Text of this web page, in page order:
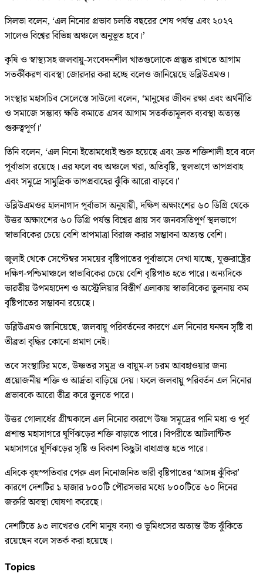
সিলভা বলেন, ‘এল নিনোর প্রভাব চলতি বছরের শেষ পর্যন্ত এবং ২০২৭
সালেও বিশ্বের বিভিন্ন অঞ্চলে অনুভূত হবে।’
কৃষি ও স্বাস্থ্যসহ জলবায়ু-সংবেদনশীল খাতগুলোকে প্রস্তুত রাখতে আগাম
সতর্কীকরণ ব্যবস্থা জোরদার করা হচ্ছে বলেও জানিয়েছে ডব্লিউএমও।
সংস্থার মহাসচিব সেলেস্তে সাউলো বলেন, ‘মানুষের জীবন রক্ষা এবং অর্থনীতি
ও সমাজে সম্ভাব্য ক্ষতি কমাতে এসব আগাম সতর্কতামূলক ব্যবস্থা অত্যন্ত
গুরুত্বপূর্ণ।’
তিনি বলেন, ‘এল নিনো ইতোমধ্যেই শুরু হয়েছে এবং দ্রুত শক্তিশালী হবে বলে
পূর্বাভাস রয়েছে। এর ফলে বহু অঞ্চলে খরা, অতিবৃষ্টি, স্থলভাগে তাপপ্রবাহ
এবং সমুদ্রে সামুদ্রিক তাপপ্রবাহের ঝুঁকি আরো বাড়বে।’
ডব্লিউএমওর হালনাগাদ পূর্বাভাস অনুযায়ী, দক্ষিণ অক্ষাংশের ৬০ ডিগ্রি থেকে
উত্তর অক্ষাংশের ৬০ ডিগ্রি পর্যন্ত বিশ্বের প্রায় সব জনবসতিপূর্ণ স্থলভাগে
স্বাভাবিকের চেয়ে বেশি তাপমাত্রা বিরাজ করার সম্ভাবনা অত্যন্ত বেশি।
জুলাই থেকে সেপ্টেম্বর সময়ের বৃষ্টিপাতের পূর্বাভাসে দেখা যাচ্ছে, যুক্তরাষ্ট্রের
দক্ষিণ-পশ্চিমাঞ্চলে স্বাভাবিকের চেয়ে বেশি বৃষ্টিপাত হতে পারে। অন্যদিকে
ভারতীয় উপমহাদেশ ও অস্ট্রেলিয়ার বিস্তীর্ণ এলাকায় স্বাভাবিকের তুলনায় কম
বৃষ্টিপাতের সম্ভাবনা রয়েছে।
ডব্লিউএমও জানিয়েছে, জলবায়ু পরিবর্তনের কারণে এল নিনোর ঘনঘন সৃষ্টি বা
তীব্রতা বৃদ্ধির কোনো প্রমাণ নেই।
তবে সংস্থাটির মতে, উষ্ণতর সমুদ্র ও বায়ুম-ল চরম আবহাওয়ার জন্য
প্রয়োজনীয় শক্তি ও আর্দ্রতা বাড়িয়ে দেয়। ফলে জলবায়ু পরিবর্তন এল নিনোর
প্রভাবকে আরো তীব্র করে তুলতে পারে।
উত্তর গোলার্ধের গ্রীষ্মকালে এল নিনোর কারণে উষ্ণ সমুদ্রের পানি মধ্য ও পূর্ব
প্রশান্ত মহাসাগরে ঘূর্ণিঝড়ের শক্তি বাড়াতে পারে। বিপরীতে আটলান্টিক
মহাসাগরে ঘূর্ণিঝড়ের সৃষ্টি ও বিকাশ কিছুটা বাধাগ্রস্ত হতে পারে।
এদিকে বৃহস্পতিবার পেরু এল নিনোজনিত ভারী বৃষ্টিপাতের ‘আসন্ন ঝুঁকির’
কারণে দেশটির ১ হাজার ৮০০টি পৌরসভার মধ্যে ৮০০টিতে ৬০ দিনের
জরুরি অবস্থা ঘোষণা করেছে।
দেশটিতে ৯৩ লাখেরও বেশি মানুষ বন্যা ও ভূমিধসের অত্যন্ত উচ্চ ঝুঁকিতে
রয়েছেন বলে সতর্ক করা হয়েছে।
Topics